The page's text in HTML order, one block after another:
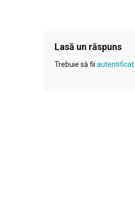
Lasă un răspuns
Trebuie să fii autentificat